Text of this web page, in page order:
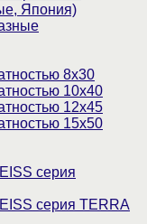
Япония)
8х30
10х40
12х45
15х50
серия
серия TERRA